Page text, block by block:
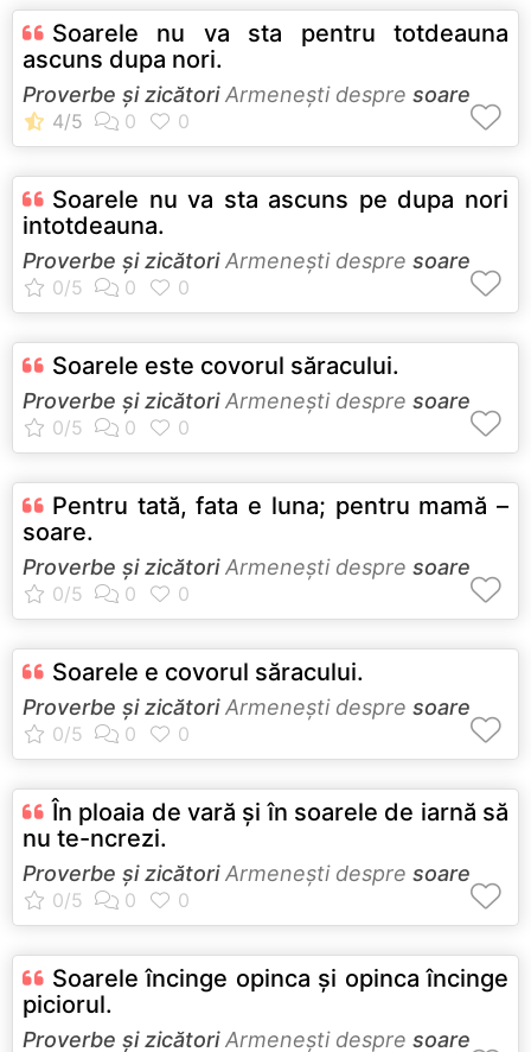
Soarele nu va sta pentru totdeauna
ascuns dupa nori.
Proverbe și zicătoriArmeneşti despre soare
Soarele nu va sta ascuns pe dupa nori
intotdeauna.
Proverbe și zicătoriArmeneşti despre soare
Soarele este covorul săracului.
Proverbe și zicătoriArmeneşti despre soare
Pentru tată, fata e luna; pentru mamă –
soare.
Proverbe și zicătoriArmeneşti despre soare
Soarele e covorul săracului.
Proverbe și zicătoriArmeneşti despre soare
În ploaia de vară şi în soarele de iarnă să
nu te-ncrezi.
Proverbe și zicătoriArmeneşti despre soare
Soarele încinge opinca şi opinca încinge
piciorul.
Proverbe și zicătoriArmeneşti despre soare